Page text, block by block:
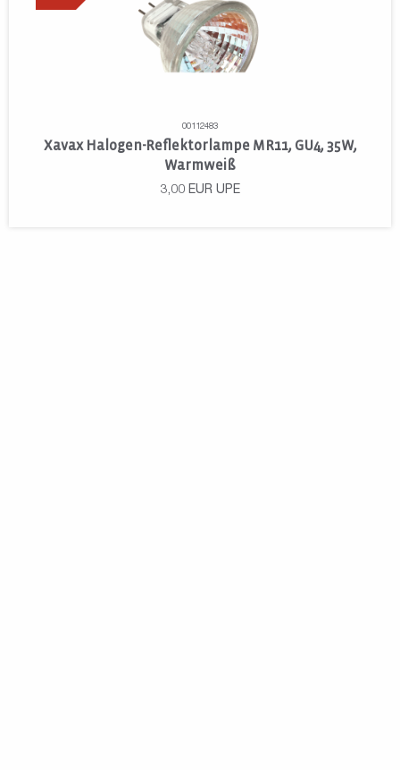
00112483
Xavax Halogen-Reflektorlampe MR11, GU4, 35W,
Warmweiß
3,00 EUR UPE